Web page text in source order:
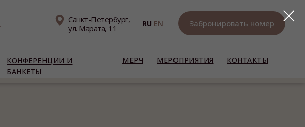
КОНФЕРЕНЦИИ И
БАНКЕТЫ
МЕРОПРИЯТИЯ КОНТАКТЫ
RU EN
МЕРЧ
Забронировать номер
Санкт-Петербург,
ул. Марата, 11